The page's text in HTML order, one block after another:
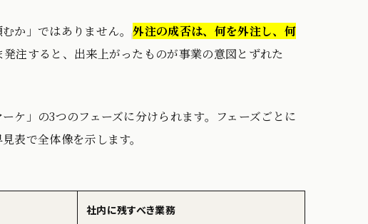
か」ではありません。外注の成否は、何を外注し、何
発注すると、出来上がったものが事業の意図とずれた
ケ」の3つのフェーズに分けられます。フェーズごとに
表で全体像を示します。
社内に残すべき業務